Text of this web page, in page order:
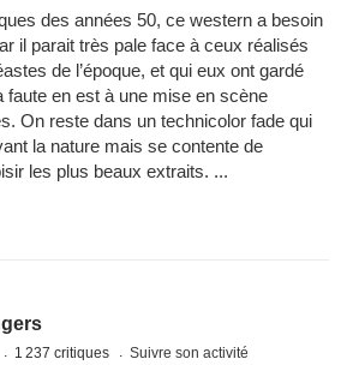
des années 50, ce western a besoin
il parait très pale face à ceux réalisés
de l’époque, et qui eux ont gardé
en est à une mise en scène
On reste dans un technicolor fade qui
la nature mais se contente de
les plus beaux extraits. ...
1 237 critiques Suivre son activité